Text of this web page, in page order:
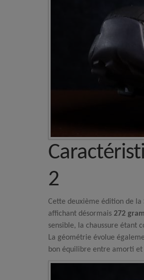
2
Cette deuxième édition de
affichant désormais 272
sensible, la chaussure étant
La géométrie évolue
bon équilibre entre amorti et